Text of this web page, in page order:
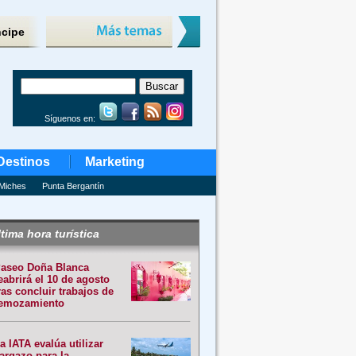
Síguenos en:
Marketing
Punta Bergantín
hora turística
Doña Blanca
el 10 de agosto
concluir trabajos de
IATA evalúa utilizar